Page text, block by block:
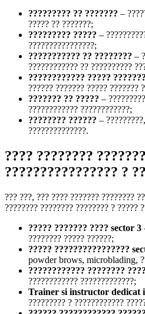
????????? ?? ??????? –
????? ?? ???????;
????????? ????? –
????????????????;
??????????? ?? ???????? –
???????????? ?? ??????????
???????????? ?????
?????? ??????? ????? ???????
??????? ?? ????? –
???????????? ????????????;
???????? ?????? –
??????????????.
???? ????????
???????????????? ?
??? ???, ??? ???? ??????? ????????
???????? ???????? ???????? ? ?????
????? ??????? ???? sector 3
???????? ????? ??????;
????? ????????????????
powder brows, microblading,
???????????? ????????
???????????? ?????????????;
Trainer si instructor dedicat
????????? ? ????????????